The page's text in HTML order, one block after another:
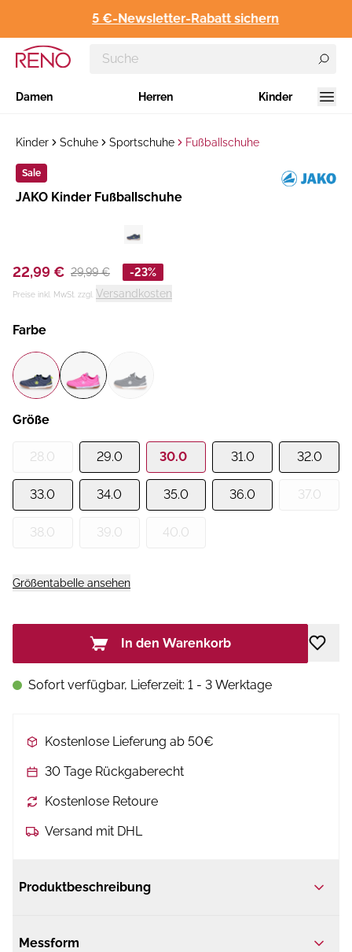
5 €-Newsletter-Rabatt sichern
Damen Herren Kinder
Kinder Schuhe Sportschuhe Fußballschuhe
Sale
Hersteller:
JAKO Kinder Fußballschuhe
22,99 € 29,99 € -23%
Preise inkl. MwSt. zzgl. Versandkosten
Farbe
Größe
28.0 29.0 30.0 31.0 32.0
33.0 34.0 35.0 36.0 37.0
38.0 39.0 40.0
Größentabelle ansehen
In den Warenkorb
Sofort verfügbar, Lieferzeit: 1 - 3 Werktage
Kostenlose Lieferung ab 50€
30 Tage Rückgaberecht
Kostenlose Retoure
Versand mit DHL
Produktbeschreibung
Messform